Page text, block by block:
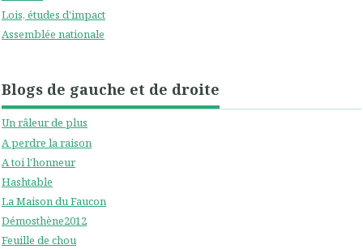
Lois, études d'impact
Assemblée nationale
Blogs de gauche et de droite
Un râleur de plus
A perdre la raison
A toi l'honneur
Hashtable
La Maison du Faucon
Démosthène2012
Feuille de chou